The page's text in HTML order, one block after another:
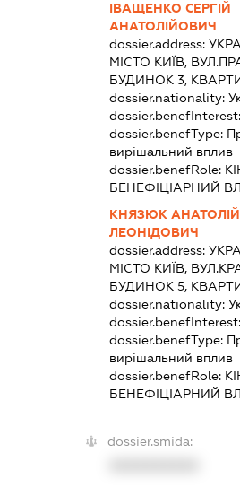
ІВАЩЕНКО СЕРГІЙ
АНАТОЛІЙОВИЧ
dossier.address:
МІСТО КИЇВ,
БУДИНОК 3,
dossier.nationality:
dossier.benefType:
вирішальний вплив
dossier.benefRole:
БЕНЕФІЦІАРНИЙ
КНЯЗЮК АНАТОЛІЙ
ЛЕОНІДОВИЧ
dossier.address:
МІСТО КИЇВ,
БУДИНОК 5,
dossier.nationality:
dossier.benefType:
вирішальний вплив
dossier.benefRole:
БЕНЕФІЦІАРНИЙ
dossier.smida: